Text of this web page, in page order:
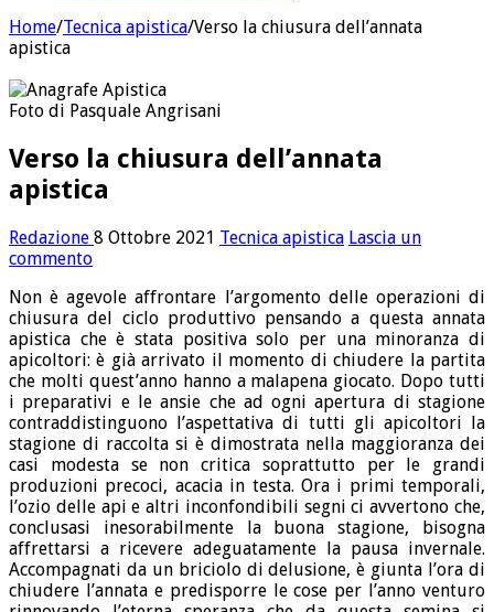
Home/Tecnica apistica/Verso la chiusura dell’annata
apistica
Foto di Pasquale Angrisani
Verso la chiusura dell’annata
apistica
Redazione 8 Ottobre 2021 Tecnica apistica Lascia un
commento
Non è agevole affrontare l’argomento delle operazioni di
chiusura del ciclo produttivo pensando a questa annata
apistica che è stata positiva solo per una minoranza di
apicoltori: è già arrivato il momento di chiudere la partita
che molti quest’anno hanno a malapena giocato. Dopo tutti
i preparativi e le ansie che ad ogni apertura di stagione
contraddistinguono l’aspettativa di tutti gli apicoltori la
stagione di raccolta si è dimostrata nella maggioranza dei
casi modesta se non critica soprattutto per le grandi
produzioni precoci, acacia in testa. Ora i primi temporali,
l’ozio delle api e altri inconfondibili segni ci avvertono che,
conclusasi inesorabilmente la buona stagione, bisogna
affrettarsi a ricevere adeguatamente la pausa invernale.
Accompagnati da un briciolo di delusione, è giunta l’ora di
chiudere l’annata e predisporre le cose per l’anno venturo